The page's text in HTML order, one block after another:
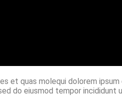
et quas molequi dolorem ipsum
do eiusmod tempor incididunt